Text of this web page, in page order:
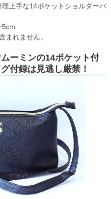
上手な14ポケットショルダーバ
5cm
まれません。
ーミンの14ポケット付
付録は見逃し厳禁！